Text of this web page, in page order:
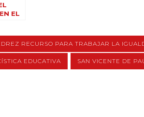
EL
RECURSO PARA TRABAJAR LA
EDUCATIVA SAN VICENTE DE